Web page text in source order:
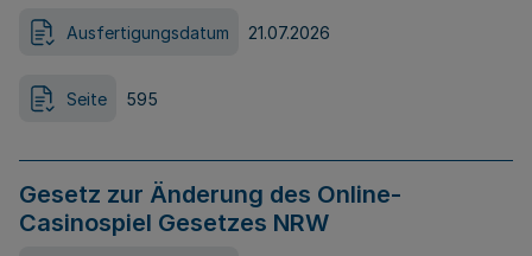
Ausfertigungsdatum 21.07.2026
Seite 595
Gesetz zur Änderung des Online-
Casinospiel Gesetzes NRW